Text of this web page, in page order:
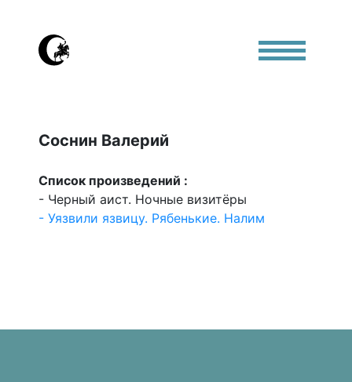
Соснин Валерий
Список произведений :
- Черный аист. Ночные визитёры
- Уязвили язвицу. Рябенькие. Налим